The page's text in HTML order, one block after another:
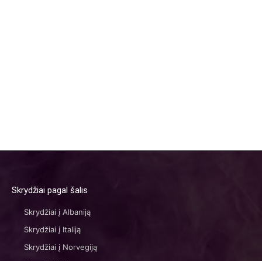
Skrydžiai pagal šalis
Skrydžiai į Albaniją
Skrydžiai į Italiją
Skrydžiai į Norvegiją